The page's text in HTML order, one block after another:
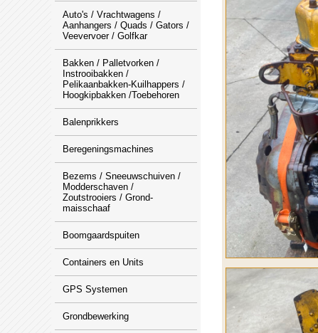
Auto's / Vrachtwagens /
Aanhangers / Quads / Gators /
Veevervoer / Golfkar
Bakken / Palletvorken /
Instrooibakken /
Pelikaanbakken-Kuilhappers /
Hoogkipbakken /Toebehoren
Balenprikkers
Beregeningsmachines
Bezems / Sneeuwschuiven /
Modderschaven /
Zoutstrooiers / Grond-
maisschaaf
Boomgaardspuiten
Containers en Units
GPS Systemen
Grondbewerking